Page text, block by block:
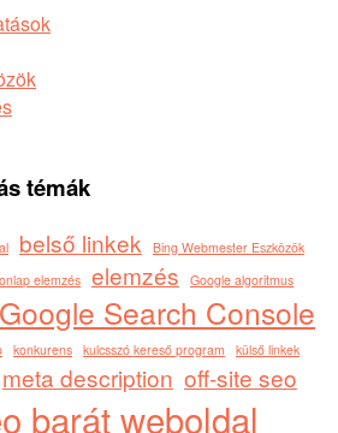
témák
belső linkek
Bing Webmester Eszközök
elemzés elemzés Google algoritmus
Google Search Console
konkurens kulcsszó kereső program külső linkek
meta description off-site seo
barát weboldal